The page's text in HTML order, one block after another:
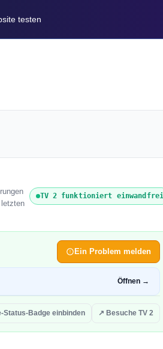
testen
TV 2 funktioniert einwandfrei
Ein Problem melden
Öffnen →
Status-Badge einbinden ↗ Besuche TV 2